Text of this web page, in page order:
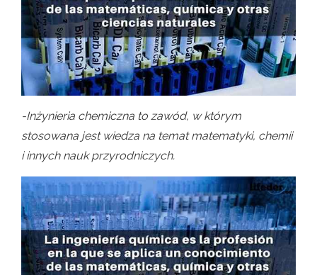
-Inżynieria chemiczna to zawód, w którym
stosowana jest wiedza na temat matematyki, chemii
i innych nauk przyrodniczych.